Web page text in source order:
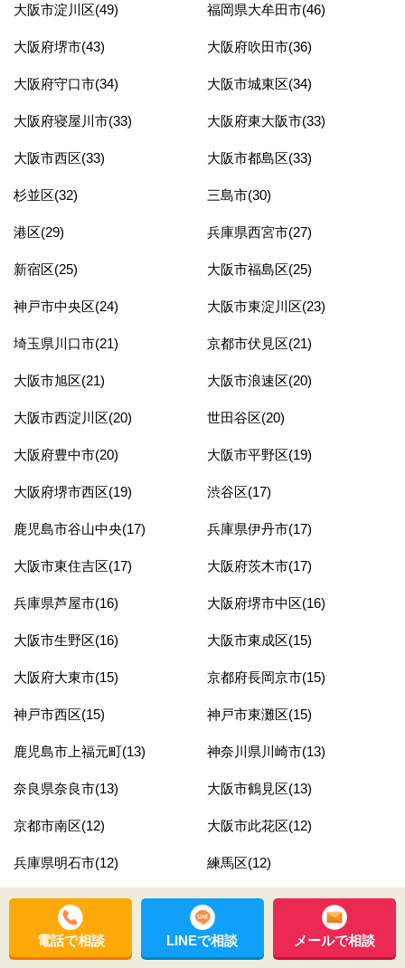
大阪市淀川区(49) 福岡県大牟田市(46)
大阪府堺市(43) 大阪府吹田市(36)
大阪府守口市(34) 大阪市城東区(34)
大阪府寝屋川市(33) 大阪府東大阪市(33)
大阪市西区(33) 大阪市都島区(33)
杉並区(32) 三島市(30)
港区(29) 兵庫県西宮市(27)
新宿区(25) 大阪市福島区(25)
神戸市中央区(24) 大阪市東淀川区(23)
埼玉県川口市(21) 京都市伏見区(21)
大阪市旭区(21) 大阪市浪速区(20)
大阪市西淀川区(20) 世田谷区(20)
大阪府豊中市(20) 大阪市平野区(19)
大阪府堺市西区(19) 渋谷区(17)
鹿児島市谷山中央(17) 兵庫県伊丹市(17)
大阪市東住吉区(17) 大阪府茨木市(17)
兵庫県芦屋市(16) 大阪府堺市中区(16)
大阪市生野区(16) 大阪市東成区(15)
大阪府大東市(15) 京都府長岡京市(15)
神戸市西区(15) 神戸市東灘区(15)
鹿児島市上福元町(13) 神奈川県川崎市(13)
奈良県奈良市(13) 大阪市鶴見区(13)
京都市南区(12) 大阪市此花区(12)
兵庫県明石市(12) 練馬区(12)
大阪府高槻市(12) 大阪府高石市(11)
大阪市住吉区(11) 神奈川県横浜市(11)
電話で相談 LINEで相談 メールで相談